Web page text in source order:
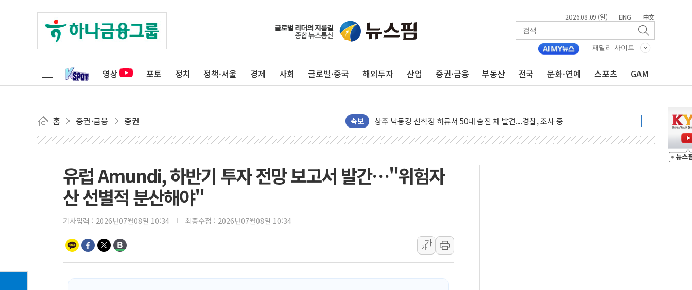
2026.08.09 (일) | ENG | 中文
패밀리 사이트
영상 포토 정치 정책·서울 경제 사회 글로벌·중국 해외투자 산업 증권·금융 부동산 전국 문화·연예 스포츠 GAM
홈 증권·금융 증권 속보
평택 진위면 공장서 질식사고 발생…작업자 1명 숨져
포항 블루밸리 국가산단에 '철강 AI융합실증센터' 들어선다
[종합] 김민석, 정청래에 누적 1.48%p 차 선두 유지...金 46.01% vs 鄭 44.53%
민주당 경북도당위원장에 오중기 당선...합산득표율 68.63%
김민석, 강원·대구·경북 경선서 정청래에 승리…金 48.54% vs 鄭 44.40%
[속보] 민주, 강원·대구·경북 경선 결과...김민석 48.54% 정청래 44.40%
정재헌 CEO, SKT 장기고객 400명 맞이…"마음 잇는 시간 되길"
최태원, 노소영에 9440억 지급 확정되나…재상고 앞두고 막판 셈법
유럽 Amundi, 하반기 투자 전망 보고서 발간…"위험자
산 선별적 분산해야"
기사입력 : 2026년07월08일 10:34 최종수정 : 2026년07월08일 10:34
가
가